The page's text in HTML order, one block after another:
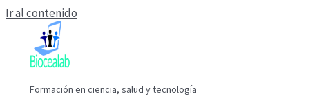
Ir al contenido
Formación en ciencia, salud y tecnología